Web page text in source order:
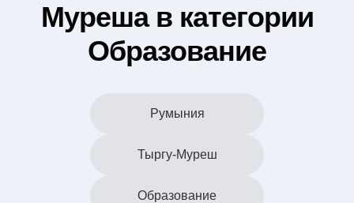
Муреша в категории
Образование
Румыния
Тыргу-Муреш
Образование